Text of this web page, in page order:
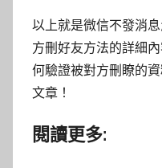
以上就是微信不發消
方刪好友方法的詳細
何驗證被對方刪瞭的
文章！
閱讀更多: